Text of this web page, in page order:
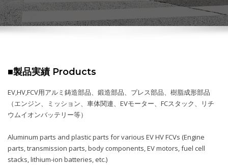
■製品実績 Products
EV,HV,FCV用アルミ鋳造部品、鍛造部品、プレス部品、樹脂成形部品
（エンジン、ミッション、車体関連、EVモーター、FCスタック、リチ
ウムイオンバッテリー等）
Aluminum parts and plastic parts for various EV HV FCVs (Engine
parts, transmission parts, body components, EV motors, fuel cell
stacks, lithium-ion batteries, etc.)